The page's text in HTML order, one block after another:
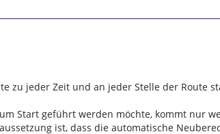
zu jeder Zeit und an jeder Stelle der Route
Start geführt werden möchte, kommt nur
ist, dass die automatische